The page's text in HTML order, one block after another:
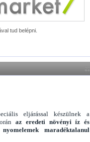
tud belépni.
eljárással készülnek a
az eredeti növényi íz és
maradéktalanul